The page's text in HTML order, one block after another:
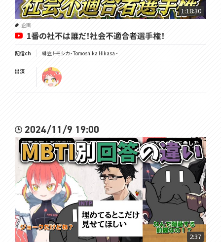
1:18:30
企画
1番の社不は誰だ！社会不適合者選手権！
配信ch 緋笠トモシカ - Tomoshika Hikasa -
出演
2024/11/9 19:00
2:37